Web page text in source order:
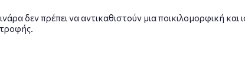
δεν πρέπει να αντικαθιστούν μια ποικιλομορφική